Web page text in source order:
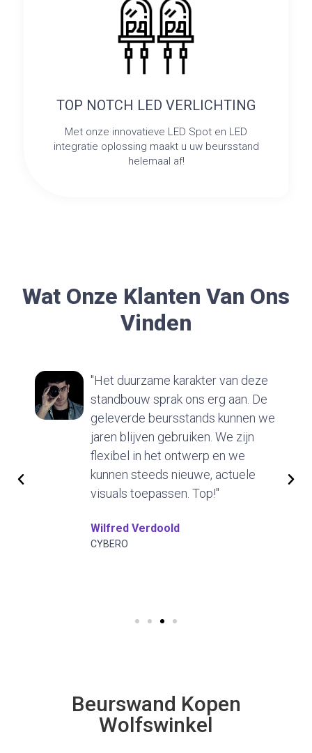
TOP NOTCH LED VERLICHTING
Met onze innovatieve LED Spot en LED
integratie oplossing maakt u uw beursstand
helemaal af!
Wat Onze Klanten Van Ons
Vinden
"Het duurzame karakter van deze
standbouw sprak ons erg aan. De
geleverde beursstands kunnen we
jaren blijven gebruiken. We zijn
flexibel in het ontwerp en we
kunnen steeds nieuwe, actuele
visuals toepassen. Top!"
Wilfred Verdoold
CYBERO
Beurswand Kopen
Wolfswinkel